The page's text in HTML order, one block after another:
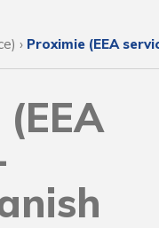
› Proximie (EEA